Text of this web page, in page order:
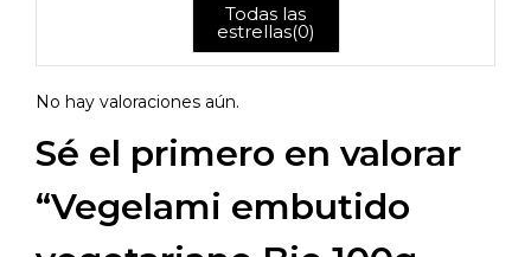
Todas las
estrellas(0)
No hay valoraciones aún.
Sé el primero en valorar
“Vegelami embutido